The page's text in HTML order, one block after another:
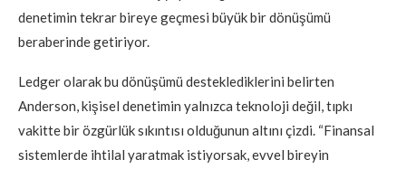
denetimin tekrar bireye geçmesi büyük bir dönüşümü
beraberinde getiriyor.
Ledger olarak bu dönüşümü desteklediklerini belirten
Anderson, kişisel denetimin yalnızca teknoloji değil, tıpkı
vakitte bir özgürlük sıkıntısı olduğunun altını çizdi. “Finansal
sistemlerde ihtilal yaratmak istiyorsak, evvel bireyin